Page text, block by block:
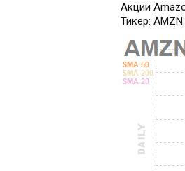
Акции
Тикер: AMZN.